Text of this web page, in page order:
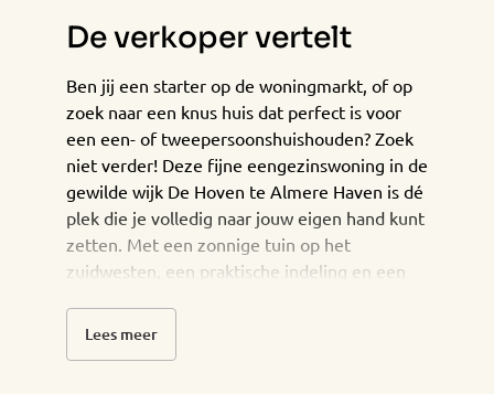
De verkoper vertelt
Ben jij een starter op de woningmarkt, of op
zoek naar een knus huis dat perfect is voor
een een- of tweepersoonshuishouden? Zoek
niet verder! Deze fijne eengezinswoning in de
gewilde wijk De Hoven te Almere Haven is dé
plek die je volledig naar jouw eigen hand kunt
zetten. Met een zonnige tuin op het
zuidwesten, een praktische indeling en een
Lees meer